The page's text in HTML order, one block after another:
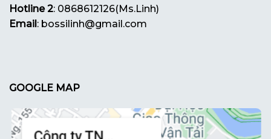
Hotline 2: 0868612126(Ms.Linh)
Email : bossilinh@gmail.com
GOOGLE MAP